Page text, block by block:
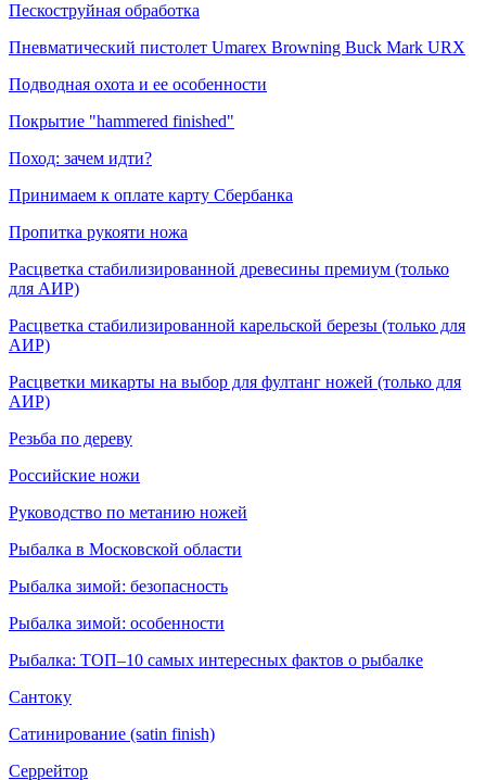
Пескоструйная обработка
Пневматический пистолет Umarex Browning Buck Mark URX
Подводная охота и ее особенности
Покрытие "hammered finished"
Поход: зачем идти?
Принимаем к оплате карту Сбербанка
Пропитка рукояти ножа
Расцветка стабилизированной древесины премиум (только
для АИР)
Расцветка стабилизированной карельской березы (только для
АИР)
Расцветки микарты на выбор для фултанг ножей (только для
АИР)
Резьба по дереву
Российские ножи
Руководство по метанию ножей
Рыбалка в Московской области
Рыбалка зимой: безопасность
Рыбалка зимой: особенности
Рыбалка: ТОП–10 самых интересных фактов о рыбалке
Сантоку
Сатинирование (satin finish)
Серрейтор